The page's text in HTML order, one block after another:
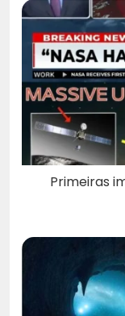
Primeiras